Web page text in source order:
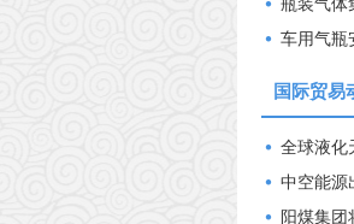
车用气瓶
国际贸易
全球液化
中空能源
阳煤集团